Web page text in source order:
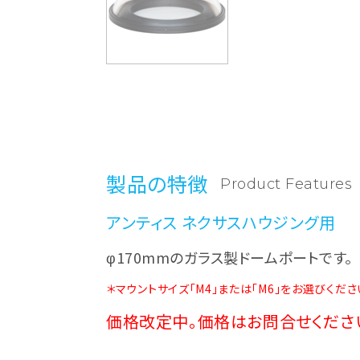
製品の特徴 Product Features
アンティス ネクサスハウジング用
φ170mmのガラス製ドームポートです。
＊マウントサイズ「M4」または「M6」をお選びくださ
価格改定中。価格はお問合せくださ